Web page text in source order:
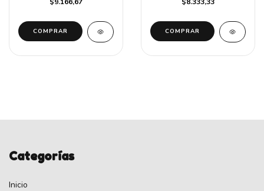
$9.166,67
COMPRAR
$8.333,33
COMPRAR
Categorías
Inicio